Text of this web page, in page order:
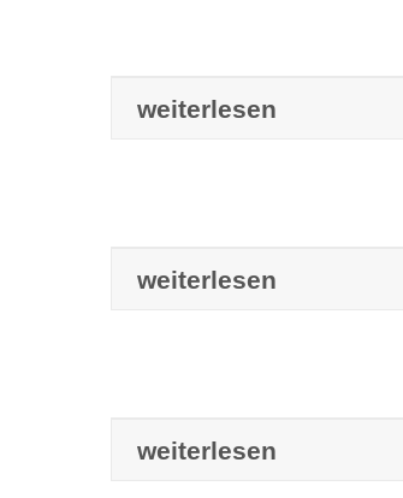
weiterlesen
weiterlesen
weiterlesen